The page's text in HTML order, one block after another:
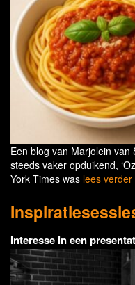
Een blog van Marjolein
steeds vaker opduikend,
York Times was lees verder
Interesse in een